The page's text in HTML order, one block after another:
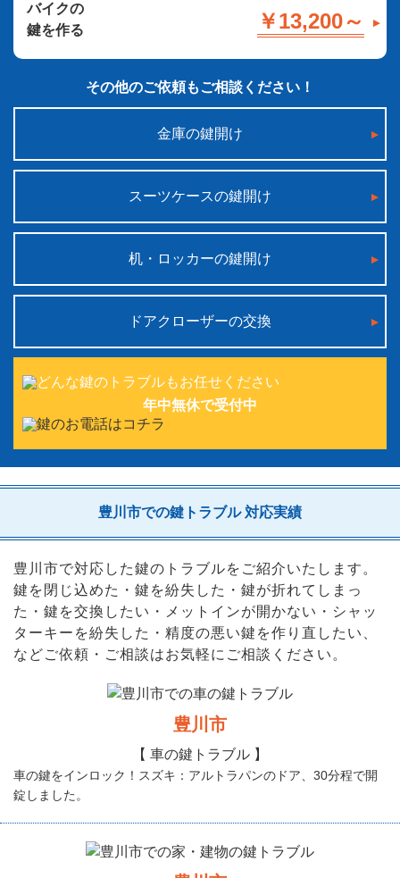
バイクの
鍵を作る
￥13,200～
その他のご依頼もご相談ください！
金庫の鍵開け
スーツケースの鍵開け
机・ロッカーの鍵開け
ドアクローザーの交換
年中無休で受付中
豊川市での鍵トラブル 対応実績
豊川市で対応した鍵のトラブルをご紹介いたします。
鍵を閉じ込めた・鍵を紛失した・鍵が折れてしまっ
た・鍵を交換したい・メットインが開かない・シャッ
ターキーを紛失した・精度の悪い鍵を作り直したい、
などご依頼・ご相談はお気軽にご相談ください。
豊川市
【 車の鍵トラブル 】
車の鍵をインロック！スズキ：アルトラパンのドア、30分程で開
錠しました。